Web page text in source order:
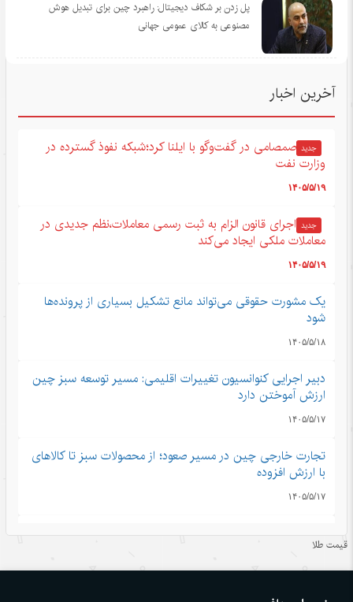
پل زدن بر شکاف دیجیتال: راهبرد چین برای تبدیل هوش
مصنوعی به کالای عمومی جهانی
آخرین اخبار
جدید صمصامی در گفت‌وگو با ایلنا کرد؛شبکه نفوذ گسترده در
وزارت نفت
۱۴۰۵/۵/۱۹
جدید اجرای قانون الزام به ثبت رسمی معاملات،نظم جدیدی در
معاملات ملکی ایجاد می‌کند
۱۴۰۵/۵/۱۹
یک مشورت حقوقی می‌تواند مانع تشکیل بسیاری از پرونده‌ها
شود
۱۴۰۵/۵/۱۸
دبیر اجرایی کنوانسیون تغییرات اقلیمی: مسیر توسعه سبز چین
ارزش آموختن دارد
۱۴۰۵/۵/۱۷
تجارت خارجی چین در مسیر صعود؛ از محصولات سبز تا کالاهای
با ارزش افزوده
۱۴۰۵/۵/۱۷
توسعه خوشه‌ای؛ راهکار تازه چین برای رونق روستاها
فرار از گرمای تابستان در قلب زمستانی هاربین
قیمت طلا